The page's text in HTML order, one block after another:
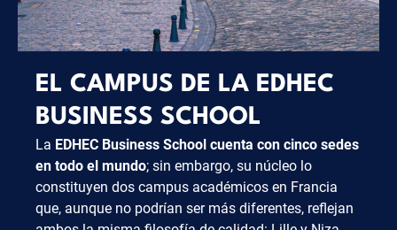
EL CAMPUS DE LA EDHEC
BUSINESS SCHOOL
La EDHEC Business School cuenta con cinco sedes
en todo el mundo; sin embargo, su núcleo lo
constituyen dos campus académicos en Francia
que, aunque no podrían ser más diferentes, reflejan